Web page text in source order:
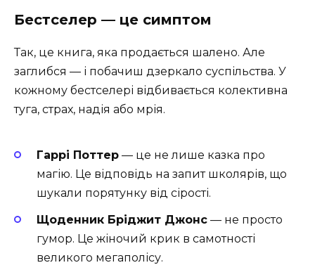
Бестселер — це симптом
Так, це книга, яка продається шалено. Але
заглибся — і побачиш дзеркало суспільства. У
кожному бестселері відбивається колективна
туга, страх, надія або мрія.
Гаррі Поттер — це не лише казка про
магію. Це відповідь на запит школярів, що
шукали порятунку від сірості.
Щоденник Бріджит Джонс — не просто
гумор. Це жіночий крик в самотності
великого мегаполісу.